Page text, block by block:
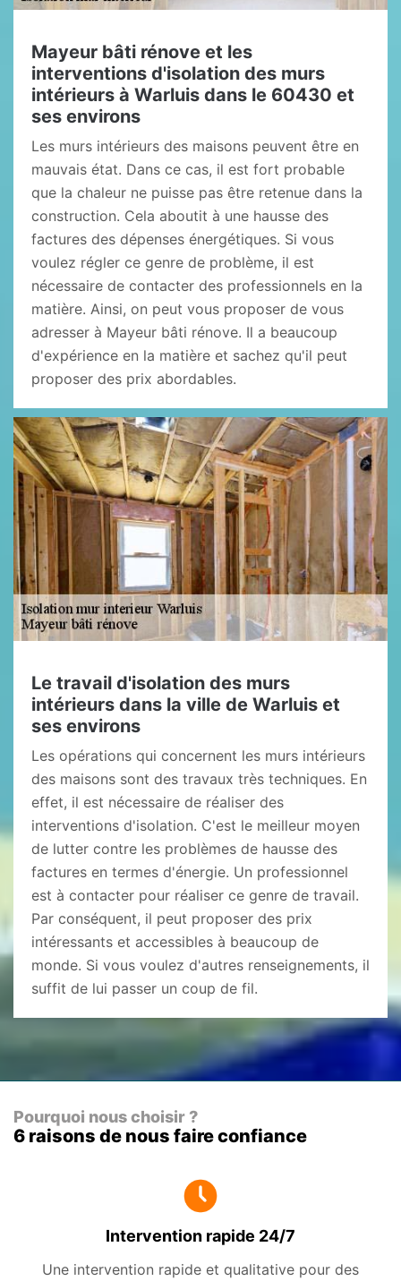
Mayeur bâti rénove et les
interventions d'isolation des murs
intérieurs à Warluis dans le 60430 et
ses environs
Les murs intérieurs des maisons peuvent être en
mauvais état. Dans ce cas, il est fort probable
que la chaleur ne puisse pas être retenue dans la
construction. Cela aboutit à une hausse des
factures des dépenses énergétiques. Si vous
voulez régler ce genre de problème, il est
nécessaire de contacter des professionnels en la
matière. Ainsi, on peut vous proposer de vous
adresser à Mayeur bâti rénove. Il a beaucoup
d'expérience en la matière et sachez qu'il peut
proposer des prix abordables.
Le travail d'isolation des murs
intérieurs dans la ville de Warluis et
ses environs
Les opérations qui concernent les murs intérieurs
des maisons sont des travaux très techniques. En
effet, il est nécessaire de réaliser des
interventions d'isolation. C'est le meilleur moyen
de lutter contre les problèmes de hausse des
factures en termes d'énergie. Un professionnel
est à contacter pour réaliser ce genre de travail.
Par conséquent, il peut proposer des prix
intéressants et accessibles à beaucoup de
monde. Si vous voulez d'autres renseignements, il
suffit de lui passer un coup de fil.
Pourquoi nous choisir ?
6 raisons de nous faire confiance
Intervention rapide 24/7
Une intervention rapide et qualitative pour des